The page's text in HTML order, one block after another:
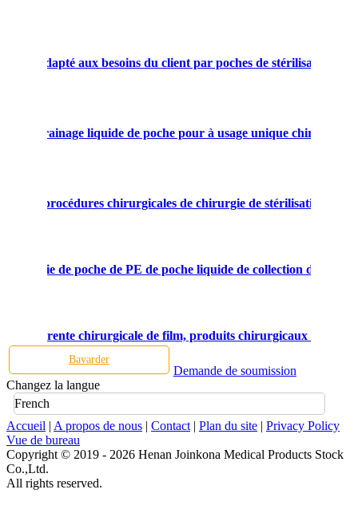
adapté aux besoins du client par poches de stérilisation
de drainage liquide de poche pour à usage unique chirurgical
procédures chirurgicales de chirurgie de stérilisation
de poche de PE de poche liquide de collection
transparente chirurgicale de film, produits chirurgicaux
Bavarder
Demande de soumission
Changez la langue
French
Accueil | A propos de nous | Contact | Plan du site | Privacy Policy
Vue de bureau
Copyright © 2019 - 2026 Henan Joinkona Medical Products Stock
Co.,Ltd.
All rights reserved.